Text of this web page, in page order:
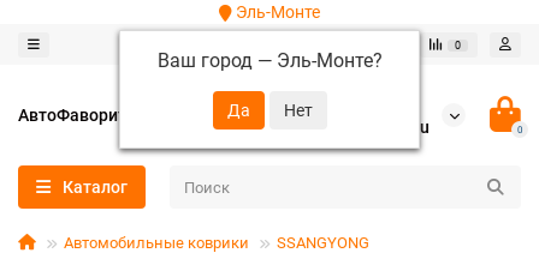
Эль-Монте
Ваш город — Эль-Монте?
0
АвтоФаворит
+7 (952) 288-64-62
autofavorit-spb@yandex.ru
0
Каталог
Автомобильные коврики SSANGYONG